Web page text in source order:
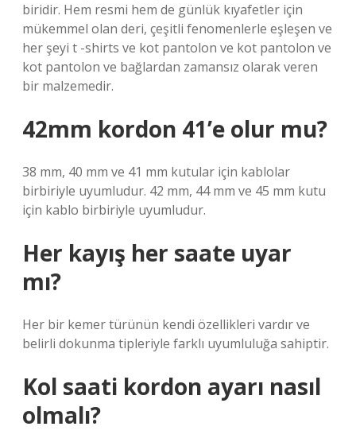
biridir. Hem resmi hem de günlük kıyafetler için
mükemmel olan deri, çeşitli fenomenlerle eşleşen ve
her şeyi t -shirts ve kot pantolon ve kot pantolon ve
kot pantolon ve bağlardan zamansız olarak veren
bir malzemedir.
42mm kordon 41’e olur mu?
38 mm, 40 mm ve 41 mm kutular için kablolar
birbiriyle uyumludur. 42 mm, 44 mm ve 45 mm kutu
için kablo birbiriyle uyumludur.
Her kayış her saate uyar
mı?
Her bir kemer türünün kendi özellikleri vardır ve
belirli dokunma tipleriyle farklı uyumluluğa sahiptir.
Kol saati kordon ayarı nasıl
olmalı?